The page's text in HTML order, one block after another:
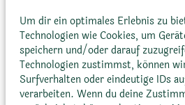
Um dir ein optimales Erlebnis zu
Technologien wie Cookies, um
speichern und/oder darauf
Technologien zustimmst, können
Surfverhalten oder eindeutige IDs
verarbeiten. Wenn du deine
faszinierenden Gewebe
Gedeihen deiner Pflanzen